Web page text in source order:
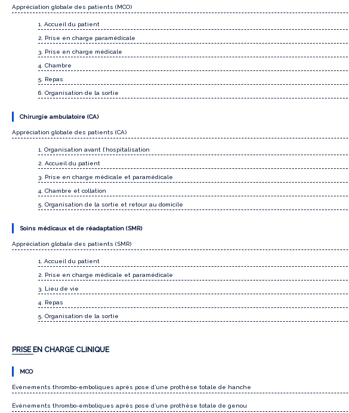
Appréciation globale des patients (MCO)
1. Accueil du patient
2. Prise en charge paramédicale
3. Prise en charge médicale
4. Chambre
5. Repas
6. Organisation de la sortie
Chirurgie ambulatoire (CA)
Appréciation globale des patients (CA)
1. Organisation avant l’hospitalisation
2. Accueil du patient
3. Prise en charge médicale et paramédicale
4. Chambre et collation
5. Organisation de la sortie et retour au domicile
Soins médicaux et de réadaptation (SMR)
Appréciation globale des patients (SMR)
1. Accueil du patient
2. Prise en charge médicale et paramédicale
3. Lieu de vie
4. Repas
5. Organisation de la sortie
PRISE EN CHARGE CLINIQUE
MCO
Évènements thrombo-emboliques après pose d’une prothèse totale de hanche
Évènements thrombo-emboliques après pose d’une prothèse totale de genou